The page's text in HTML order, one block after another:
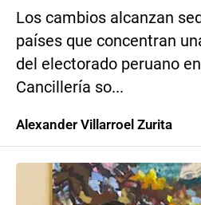
Los cambios alcanzan
países que concentran
del electorado peruano
Cancillería so...
Alexander Villarroel Zurita